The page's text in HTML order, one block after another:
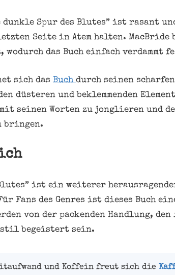
dunkle Spur des Blutes” ist rasant
Seite in Atem halten. MacBride
das Buch einfach verdammt
sich das Buch durch seinen
düsteren und beklemmenden
seinen Worten zu jonglieren und
bringen.
ist ein weiterer
Fans des Genres ist dieses Buch
von der packenden Handlung, den
begeistert sein.
und Koffein freut sich die